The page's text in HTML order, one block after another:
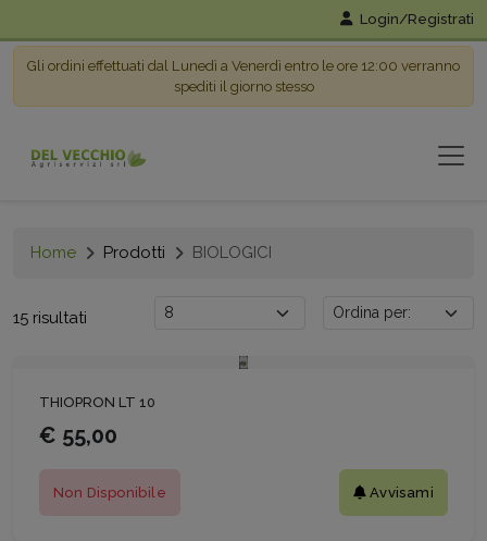
Login/Registrati
Gli ordini effettuati dal Lunedì a Venerdì entro le ore 12:00 verranno
spediti il giorno stesso
Home Prodotti BIOLOGICI
15 risultati
THIOPRON LT 10
€ 55,00
Non Disponibile Avvisami